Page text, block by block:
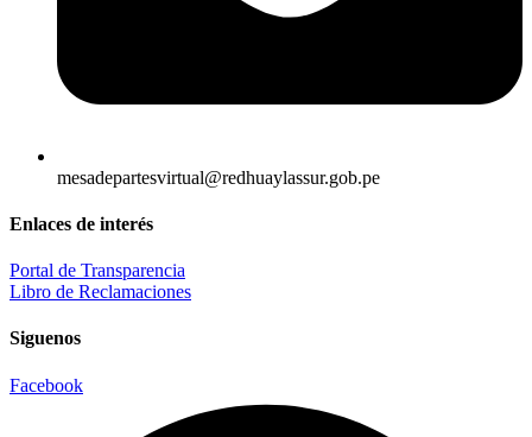
mesadepartesvirtual@redhuaylassur.gob.pe
Enlaces de interés
Portal de Transparencia
Libro de Reclamaciones
Siguenos
Facebook